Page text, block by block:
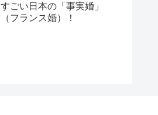
すごい日本の「事実婚」
（フランス婚）！